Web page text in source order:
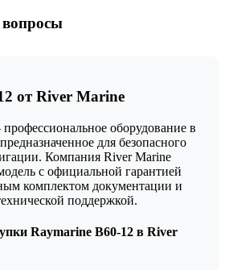
вопросы
от River Marine
оборудование в
для безопасного
Компания River Marine
с официальной гарантией
комплектом документации и
поддержкой.
Raymarine B60-12 в River